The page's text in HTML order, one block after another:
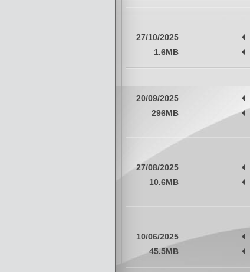
27/10/2025
1.6MB
20/09/2025
296MB
27/08/2025
10.6MB
10/06/2025
45.5MB